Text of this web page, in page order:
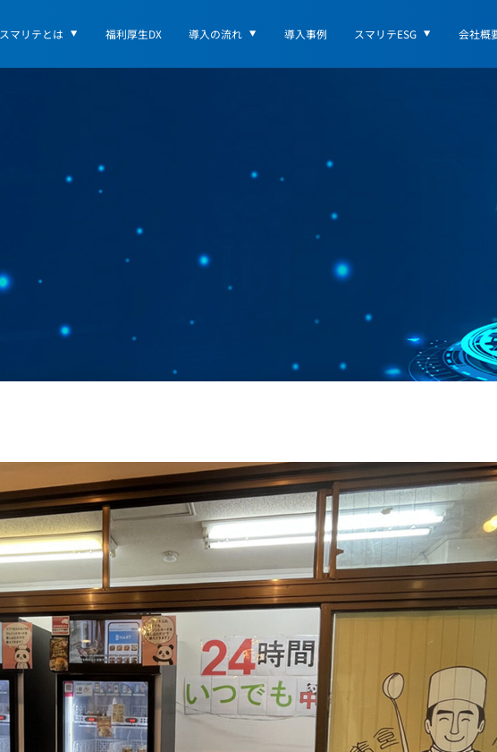
スマリテとは 福利厚生DX 導入の流れ 導入事例 スマリテESG 会社概